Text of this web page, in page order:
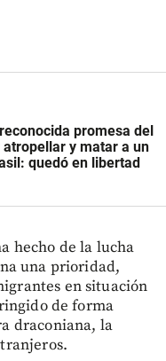
promesa del
atropellar y matar a un
quedó en libertad
hecho de la lucha
una prioridad,
en situación
de forma
draconiana, la